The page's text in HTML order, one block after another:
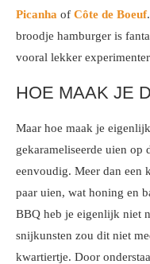
Picanha of Côte de Boeuf
broodje hamburger is
vooral lekker
HOE MAAK JE
Maar hoe maak je
gekarameliseerde uien op
eenvoudig. Meer dan een
paar uien, wat honing en
BBQ heb je eigenlijk niet
snijkunsten zou dit niet
kwartiertje. Door